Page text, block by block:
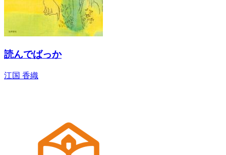
読んでばっか
江国 香織